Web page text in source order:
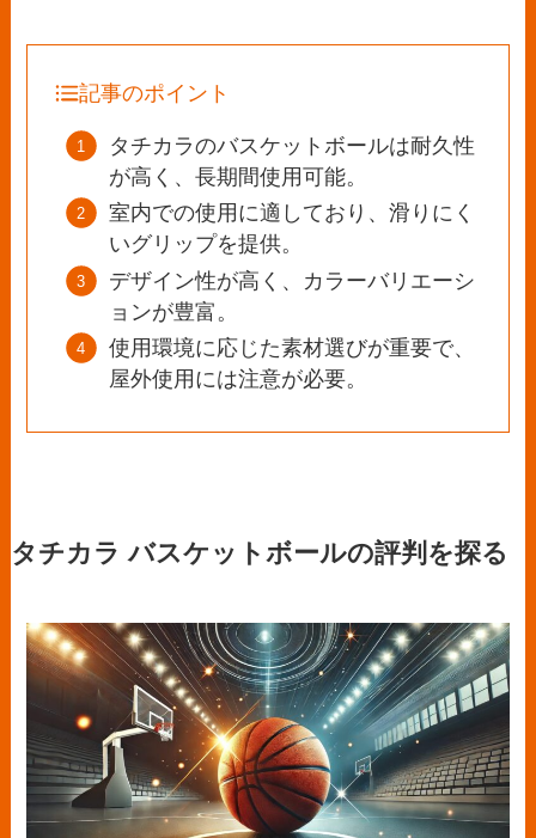
記事のポイント
タチカラのバスケットボールは耐久性
が高く、長期間使用可能。
室内での使用に適しており、滑りにく
いグリップを提供。
デザイン性が高く、カラーバリエーシ
ョンが豊富。
使用環境に応じた素材選びが重要で、
屋外使用には注意が必要。
タチカラ バスケットボールの評判を探る